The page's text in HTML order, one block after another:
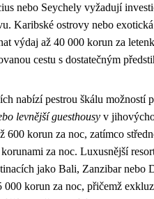
nebo Seychely vyžadují
Karibské ostrovy nebo
výdaj až 40 000 korun za
cestu s dostatečným
nabízí pestrou škálu možností
levnější guesthousy v
600 korun za noc, zatímco
za noc. Luxusnější
jako Bali, Zanzibar nebo
000 korun za noc, přičemž